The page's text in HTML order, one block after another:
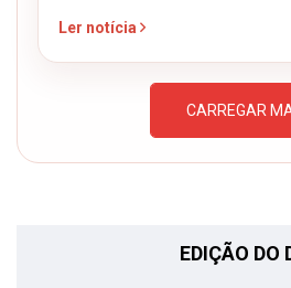
Ler notícia
CARREGAR
EDIÇÃO DO